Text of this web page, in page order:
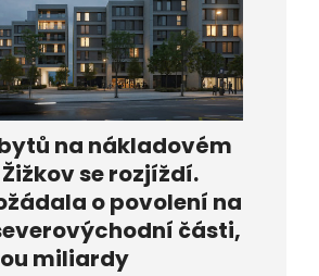
na nákladovém
se rozjíždí.
o povolení na
části,
miliardy